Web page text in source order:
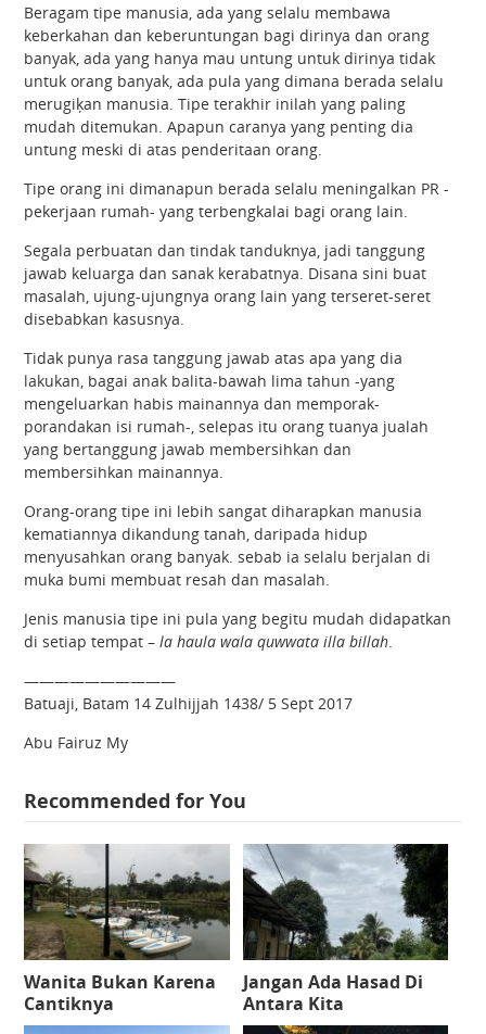
Beragam tipe manusia, ada yang selalu membawa
keberkahan dan keberuntungan bagi dirinya dan orang
banyak, ada yang hanya mau untung untuk dirinya tidak
untuk orang banyak, ada pula yang dimana berada selalu
merugiķan manusia. Tipe terakhir inilah yang paling
mudah ditemukan. Apapun caranya yang penting dia
untung meski di atas penderitaan orang.
Tipe orang ini dimanapun berada selalu meningalkan PR -
pekerjaan rumah- yang terbengkalai bagi orang lain.
Segala perbuatan dan tindak tanduknya, jadi tanggung
jawab keluarga dan sanak kerabatnya. Disana sini buat
masalah, ujung-ujungnya orang lain yang terseret-seret
disebabkan kasusnya.
Tidak punya rasa tanggung jawab atas apa yang dia
lakukan, bagai anak balita-bawah lima tahun -yang
mengeluarkan habis mainannya dan memporak-
porandakan isi rumah-, selepas itu orang tuanya jualah
yang bertanggung jawab membersihkan dan
membersihkan mainannya.
Orang-orang tipe ini lebih sangat diharapkan manusia
kematiannya dikandung tanah, daripada hidup
menyusahkan orang banyak. sebab ia selalu berjalan di
muka bumi membuat resah dan masalah.
Jenis manusia tipe ini pula yang begitu mudah didapatkan
di setiap tempat –la haula wala quwwata illa billah.
——————————
Batuaji, Batam 14 Zulhijjah 1438/ 5 Sept 2017
Abu Fairuz My
Recommended for You
Wanita Bukan Karena
Cantiknya
Jangan Ada Hasad Di
Antara Kita